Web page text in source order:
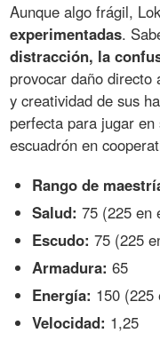
Aunque algo frágil,
experimentadas.
distracción, la
provocar daño
y creatividad de sus
perfecta para jugar
escuadrón en
Rango de
Salud: 75 (225 en
Escudo: 75 (225
Armadura: 65
Energía: 150 (225
Velocidad: 1,25